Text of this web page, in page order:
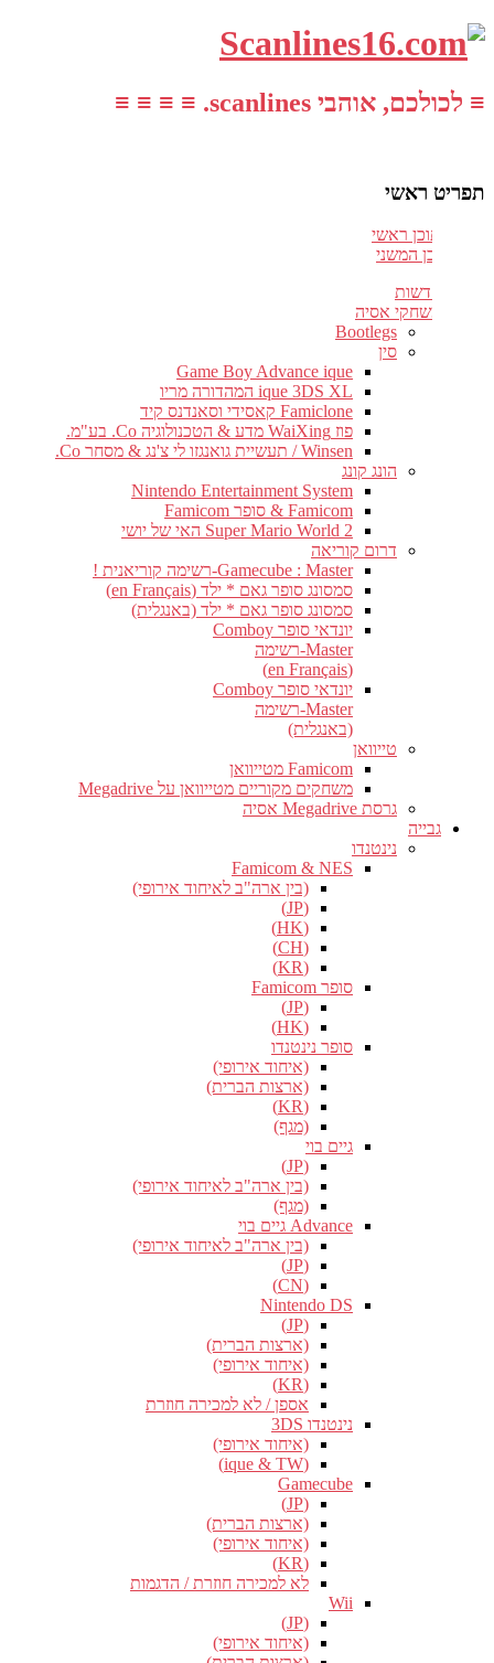
≡ לכולכם, אוהבי scanlines. ≡ ≡ ≡ ≡
תפריט ראשי
עבור לתוכן ראשי
דלג לתוכן המשני
חדשות
משחקי אסיה
Bootlegs
סין
Game Boy Advance ique
ique 3DS XL המהדורה מריו
Famiclone קאסידי וסאנדנס קיד
פוז WaiXing מדע & הטכנולוגיה Co. בע"מ.
Winsen / תעשיית גואנגזו לי צ'נג & מסחר Co.
הונג קונג
Nintendo Entertainment System
Famicom & סופר Famicom
Super Mario World 2 האי של יושי
דרום קוריאה
Gamecube : Master-רשימה קוריאנית !
סמסונג סופר גאם * ילד (en Français)
סמסונג סופר גאם * ילד (באנגלית)
יונדאי סופר Comboy
Master-רשימה
(en Français)
יונדאי סופר Comboy
Master-רשימה
(באנגלית)
טייוואן
Famicom מטייוואן
משחקים מקוריים מטייוואן על Megadrive
גרסת Megadrive אסיה
גבייה
נינטנדו
Famicom & NES
(בין ארה"ב לאיחוד אירופי)
(JP)
(HK)
(CH)
(KR)
סופר Famicom
(JP)
(HK)
סופר נינטנדו
(איחוד אירופי)
(ארצות הברית)
(KR)
(מגף)
גיים בוי
(JP)
(בין ארה"ב לאיחוד אירופי)
(מגף)
Advance גיים בוי
(בין ארה"ב לאיחוד אירופי)
(JP)
(CN)
Nintendo DS
(JP)
(ארצות הברית)
(איחוד אירופי)
(KR)
אספן / לא למכירה חוזרת
נינטנדו 3DS
(איחוד אירופי)
(ique & TW)
Gamecube
(JP)
(ארצות הברית)
(איחוד אירופי)
(KR)
לא למכירה חוזרת / הדגמות
Wii
(JP)
(איחוד אירופי)